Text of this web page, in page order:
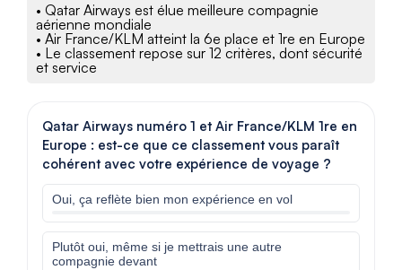
• Qatar Airways est élue meilleure compagnie
aérienne mondiale
• Air France/KLM atteint la 6e place et 1re en Europe
• Le classement repose sur 12 critères, dont sécurité
et service
Qatar Airways numéro 1 et Air France/KLM 1re en
Europe : est-ce que ce classement vous paraît
cohérent avec votre expérience de voyage ?
Oui, ça reflète bien mon expérience en vol
Plutôt oui, même si je mettrais une autre
compagnie devant